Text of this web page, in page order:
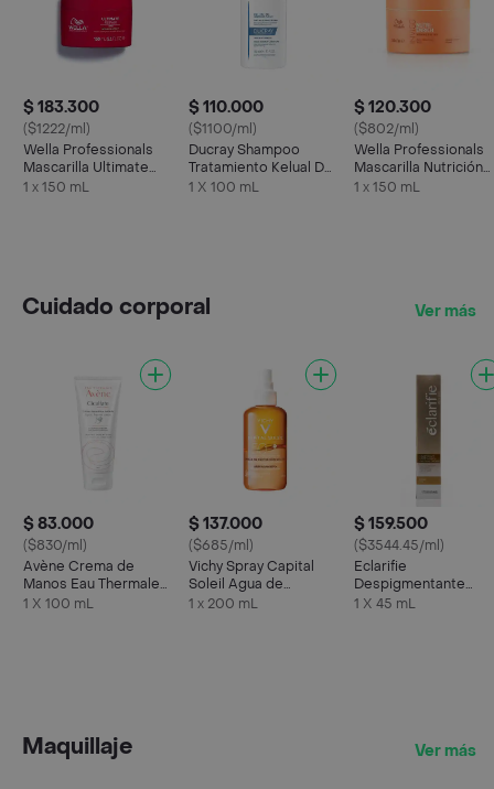
$ 183.300
($1222/ml)
Wella Professionals
Mascarilla Ultimate
Repair
1 x 150 mL
$ 110.000
($1100/ml)
Ducray Shampoo
Tratamiento Kelual Ds
Anticaspa
1 X 100 mL
$ 120.300
($802/ml)
Wella Professionals
Mascarilla Nutrición
Invigo Nutrienrich
1 x 150 mL
Cuidado corporal Ver más
$ 83.000
($830/ml)
Avène Crema de
Manos Eau Thermale
Cicalfate Repara y
1 X 100 mL
$ 137.000
($685/ml)
Vichy Spray Capital
Soleil Agua de
Protección Solar Spf
1 x 200 mL
$ 159.500
($3544.45/ml)
Eclarifie
Despigmentante
Porcelanización Para
1 X 45 mL
Maquillaje Ver más